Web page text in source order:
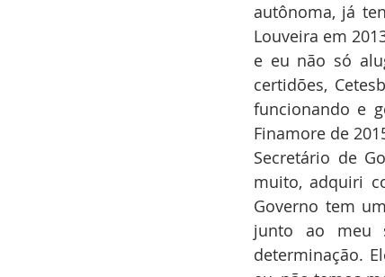
autônoma, já
Louveira em
e eu não só
certidões,
funcionando e
Finamore de
Secretário de
muito, adquiri
Governo tem
junto ao meu
determinação.